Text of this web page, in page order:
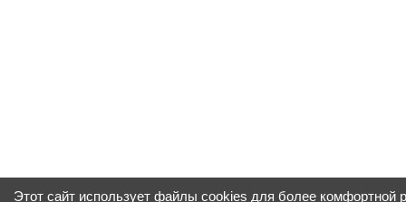
Этот сайт использует файлы cookies для более комфортной